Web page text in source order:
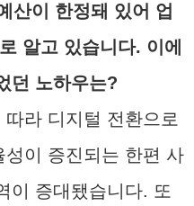
산이 한정돼 있어 업
알고 있습니다. 이에
던 노하우는?
라 디지털 전환으로
이 증진되는 한편 사
이 증대됐습니다. 또